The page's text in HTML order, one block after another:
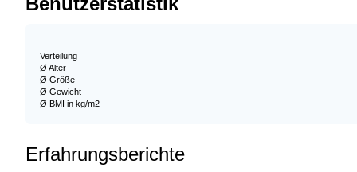
Verteilung
Ø Alter
Ø Größe
Ø Gewicht
Ø BMI in kg/m2
Erfahrungsberichte